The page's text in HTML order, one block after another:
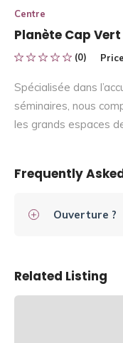
Centre
Planète Cap
(0)
Spécialisée dans
séminaires, nous
les grands espaces
Frequently
Ouverture ?
Related Listing